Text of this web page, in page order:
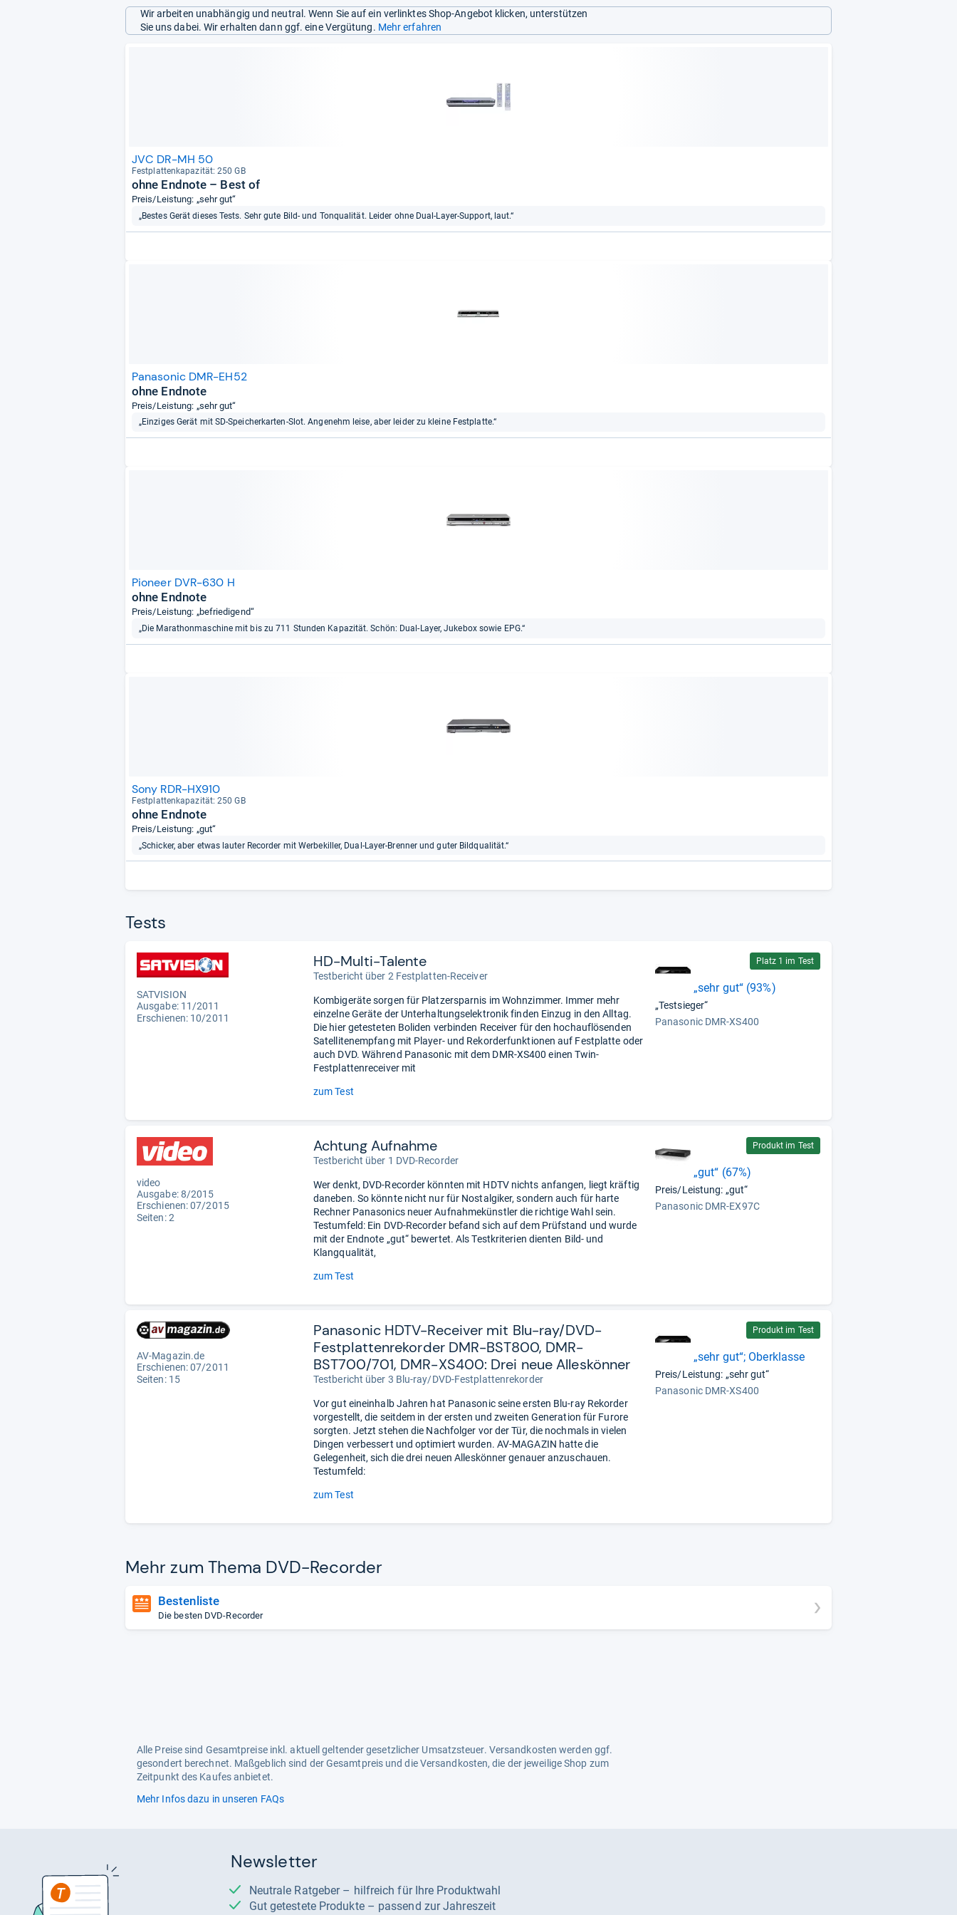
Wir arbeiten unabhängig und neutral. Wenn Sie auf ein verlinktes Shop-Angebot klicken, unterstützen
Sie uns dabei. Wir erhalten dann ggf. eine Vergütung. Mehr erfahren
JVC DR-MH 50
Fest­plat­ten­ka­pa­zi­tät: 250 GB
ohne Endnote – Best of
Preis/Leistung: „sehr gut“
„Bestes Gerät dieses Tests. Sehr gute Bild- und Tonqualität. Leider ohne Dual-Layer-Support, laut.“
Panasonic DMR-EH52
ohne Endnote
Preis/Leistung: „sehr gut“
„Einziges Gerät mit SD-Speicherkarten-Slot. Angenehm leise, aber leider zu kleine Festplatte.“
Pioneer DVR-630 H
ohne Endnote
Preis/Leistung: „befriedigend“
„Die Marathonmaschine mit bis zu 711 Stunden Kapazität. Schön: Dual-Layer, Jukebox sowie EPG.“
Sony RDR-HX910
Fest­plat­ten­ka­pa­zi­tät: 250 GB
ohne Endnote
Preis/Leistung: „gut“
„Schicker, aber etwas lauter Recorder mit Werbekiller, Dual-Layer-Brenner und guter Bildqualität.“
Tests
SATVISION
Ausgabe: 11/2011
Erschienen: 10/2011
HD-Multi-Talente
Testbericht über 2 Festplatten-Receiver
Kombigeräte sorgen für Platzersparnis im Wohnzimmer. Immer mehr
einzelne Geräte der Unterhaltungselektronik finden Einzug in den Alltag.
Die hier getesteten Boliden verbinden Receiver für den hochauflösenden
Satellitenempfang mit Player- und Rekorderfunktionen auf Festplatte oder
auch DVD. Während Panasonic mit dem DMR-XS400 einen Twin-
Festplattenreceiver mit
zum Test
Platz 1 im Test
„sehr gut“ (93%)
„Testsieger“
Panasonic DMR-XS400
video
Ausgabe: 8/2015
Erschienen: 07/2015
Seiten: 2
Achtung Aufnahme
Testbericht über 1 DVD-Recorder
Wer denkt, DVD-Recorder könnten mit HDTV nichts anfangen, liegt kräftig
daneben. So könnte nicht nur für Nostalgiker, sondern auch für harte
Rechner Panasonics neuer Aufnahmekünstler die richtige Wahl sein.
Testumfeld: Ein DVD-Recorder befand sich auf dem Prüfstand und wurde
mit der Endnote „gut“ bewertet. Als Testkriterien dienten Bild- und
Klangqualität,
zum Test
Produkt im Test
„gut“ (67%)
Preis/Leistung: „gut“
Panasonic DMR-EX97C
AV-Magazin.de
Erschienen: 07/2011
Seiten: 15
Panasonic HDTV-Receiver mit Blu-ray/DVD-
Festplattenrekorder DMR-BST800, DMR-
BST700/701, DMR-XS400: Drei neue Alleskönner
Testbericht über 3 Blu-ray/DVD-Festplattenrekorder
Vor gut eineinhalb Jahren hat Panasonic seine ersten Blu-ray Rekorder
vorgestellt, die seitdem in der ersten und zweiten Generation für Furore
sorgten. Jetzt stehen die Nachfolger vor der Tür, die nochmals in vielen
Dingen verbessert und optimiert wurden. AV-MAGAZIN hatte die
Gelegenheit, sich die drei neuen Alleskönner genauer anzuschauen.
Testumfeld:
zum Test
Produkt im Test
„sehr gut“; Oberklasse
Preis/Leistung: „sehr gut“
Panasonic DMR-XS400
Mehr zum Thema DVD-​Recor­der
Bestenliste
Die besten DVD-Recorder
Alle Preise sind Gesamtpreise inkl. aktuell geltender gesetzlicher Umsatzsteuer. Versandkosten werden ggf.
gesondert berechnet. Maßgeblich sind der Gesamtpreis und die Versandkosten, die der jeweilige Shop zum
Zeitpunkt des Kaufes anbietet.
Mehr Infos dazu in unseren FAQs
Newsletter
Neutrale Ratgeber – hilfreich für Ihre Produktwahl
Gut getestete Produkte – passend zur Jahreszeit